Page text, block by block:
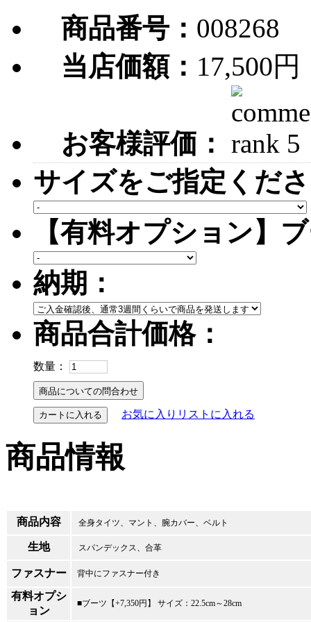
商品番号： 008268
当店価額： 17,500円
お客様評価：
サイズをご指定くだ
【有料オプション】
納期：
商品合計価格：
数量：
カートに入れる お気に入りリストに入れる
商品情報
商品内容 全身タイツ、マント、腕カバー、ベルト
生地 スパンデックス、合革
ファスナー 背中にファスナー付き
有料オプシ
ョン
■ブーツ【+7,350円】 サイズ：22.5cm～28cm